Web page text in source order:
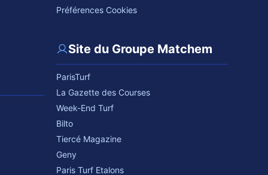
Préférences Cookies
Site du Groupe Matchem
ParisTurf
La Gazette des Courses
Week-End Turf
Bilto
Tiercé Magazine
Geny
Paris Turf Etalons